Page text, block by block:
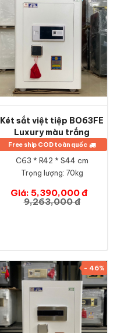
Két sắt việt tiệp BO63FE
Luxury màu trắng
Free ship COD toàn quốc
C63 * R42 * S44 cm
Trọng lượng: 70kg
Giá: 5,390,000 đ
9,263,000 đ
- 46%